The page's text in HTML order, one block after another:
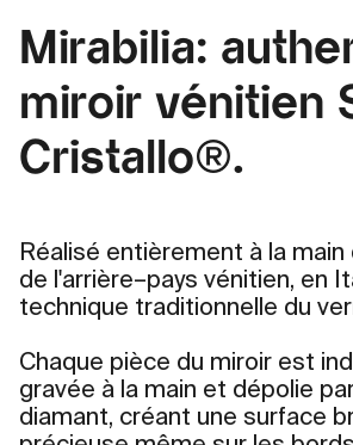
Mirabilia:
miroir vénitien
Cristallo®.
Réalisé entièrement à la
de l'arrière–pays vénitien, en
technique traditionnelle du
Chaque pièce du miroir est
gravée à la main et dépolie
diamant, créant une surface